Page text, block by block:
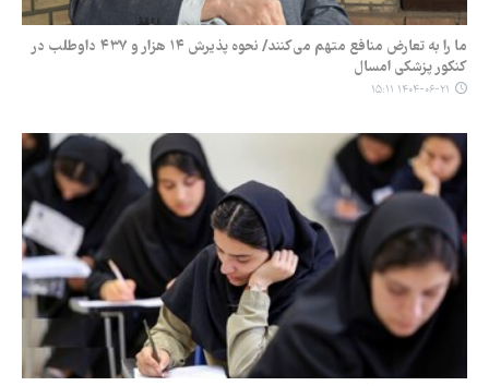
ما را به تعارض منافع متهم می‌کنند/ نحوه پذیرش ۱۴ هزار و ۴۳۷ داوطلب در
کنکور پزشکی امسال
۱۴۰۴-۰۶-۲۱ ۱۵:۱۱